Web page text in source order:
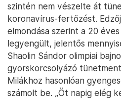
szintén nem vészelte át
koronavírus-fertőzést.
elmondása szerint a 20
legyengült, jelentős
Shaolin Sándor olimpiai
gyorskorcsolyázó
Milákhoz hasonlóan
számolt be. „Öt napig elég